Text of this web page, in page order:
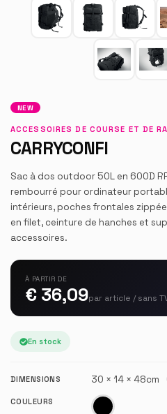
NEW
ACCESSOIRES DE COURSE ET DE
CARRYCONFI
Sac à dos outdoor 50L en 600D
rembourré pour ordinateur
intérieurs, poches frontales
en filet, ceinture de hanches et
accessoires.
À PARTIR DE
€ 36,09par article / sans
En stock
DIMENSIONS 30 × 14 × 48cm
COULEURS